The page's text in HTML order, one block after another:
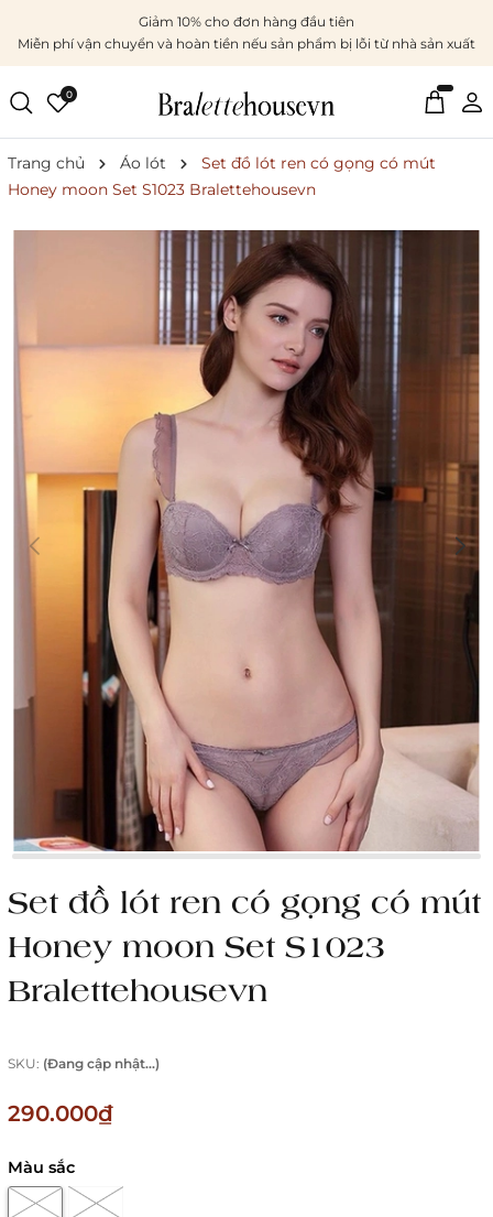
Giảm 10% cho đơn hàng đầu tiên
Miễn phí vận chuyển và hoàn tiền nếu sản phẩm bị lỗi từ nhà sản xuất
0
Trang chủ Áo lót
Set đồ lót ren có gọng có mút
Honey moon Set S1023 Bralettehousevn
Set đồ lót ren có gọng có mút
Honey moon Set S1023
Bralettehousevn
SKU: (Đang cập nhật...)
290.000₫
Màu sắc